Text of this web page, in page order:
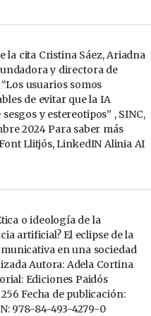
la cita Cristina Sáez, Ariadna
y directora de
usuarios somos
de evitar que la IA
y estereotipos” , SINC,
2024 Para saber más
Llitjós, LinkedIN Alinia AI
o ideología de la
artificial? El eclipse de la
en una sociedad
Autora: Adela Cortina
Ediciones Paidós
Fecha de publicación:
978-84-493-4279-0